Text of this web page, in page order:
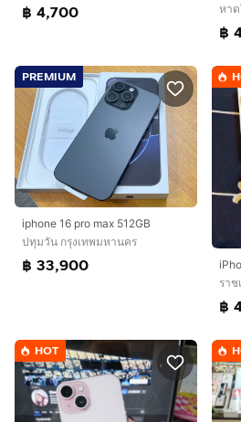
฿ 4,700
หา
฿
PREMIUM
iphone 16 pro max 512GB
ปทุมวัน กรุงเทพมหานคร
฿ 33,900
ราช
฿
HOT